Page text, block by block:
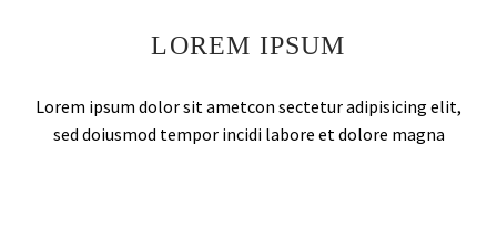
LOREM IPSUM
Lorem ipsum dolor sit ametcon sectetur adipisicing elit,
sed doiusmod tempor incidi labore et dolore magna